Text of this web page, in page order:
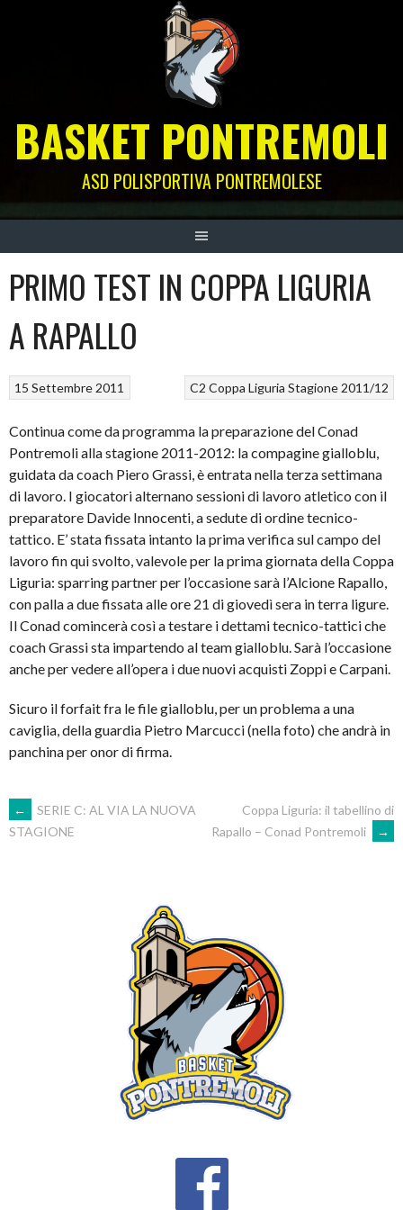
BASKET PONTREMOLI
ASD POLISPORTIVA PONTREMOLESE
PRIMO TEST IN COPPA LIGURIA
A RAPALLO
C2 Coppa Liguria Stagione 2011/12
15 Settembre 2011
Continua come da programma la preparazione del Conad
Pontremoli alla stagione 2011-2012: la compagine gialloblu,
guidata da coach Piero Grassi, è entrata nella terza settimana
di lavoro. I giocatori alternano sessioni di lavoro atletico con il
preparatore Davide Innocenti, a sedute di ordine tecnico-
tattico. E’ stata fissata intanto la prima verifica sul campo del
lavoro fin qui svolto, valevole per la prima giornata della Coppa
Liguria: sparring partner per l’occasione sarà l’Alcione Rapallo,
con palla a due fissata alle ore 21 di giovedì sera in terra ligure.
Il Conad comincerà così a testare i dettami tecnico-tattici che
coach Grassi sta impartendo al team gialloblu. Sarà l’occasione
anche per vedere all’opera i due nuovi acquisti Zoppi e Carpani.
Sicuro il forfait fra le file gialloblu, per un problema a una
caviglia, della guardia Pietro Marcucci (nella foto) che andrà in
panchina per onor di firma.
POST
←
SERIE C: AL VIA LA NUOVA
STAGIONE
Coppa Liguria: il tabellino di
Rapallo – Conad Pontremoli
→